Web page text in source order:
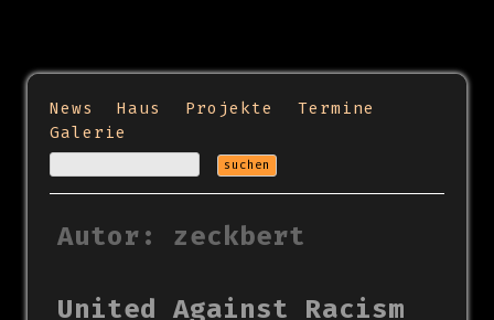
News Haus Projekte
Termine
Galerie
Autor: zeckbert
United Against Racism